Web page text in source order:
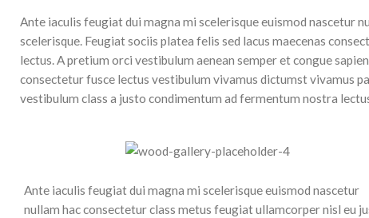
Ante iaculis feugiat dui magna mi scelerisque euismod nascetur
scelerisque. Feugiat sociis platea felis sed lacus maecenas
lectus. A pretium orci vestibulum aenean semper et congue
consectetur fusce lectus vestibulum vivamus dictumst vivamus
vestibulum class a justo condimentum ad fermentum nostra
Ante iaculis feugiat dui magna mi scelerisque euismod nascetur
nullam hac consectetur class metus feugiat ullamcorper nisl eu